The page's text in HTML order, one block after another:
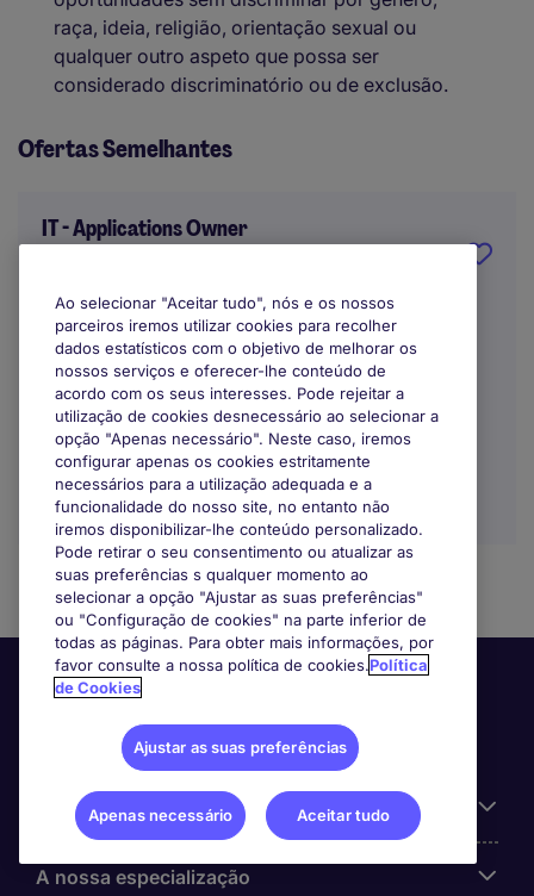
raça, ideia, religião, orientação sexual ou
qualquer outro aspeto que possa ser
considerado discriminatório ou de exclusão.
Ofertas Semelhantes
IT - Applications Owner
Porto
Indefinido
Trabalho Remoto / Híbrido
Informação Útil
A nossa especialização
Ao selecionar "Aceitar tudo", nós e os nossos
parceiros iremos utilizar cookies para recolher
dados estatísticos com o objetivo de melhorar os
nossos serviços e oferecer-lhe conteúdo de
acordo com os seus interesses. Pode rejeitar a
utilização de cookies desnecessário ao selecionar a
opção "Apenas necessário". Neste caso, iremos
configurar apenas os cookies estritamente
necessários para a utilização adequada e a
funcionalidade do nosso site, no entanto não
iremos disponibilizar-lhe conteúdo personalizado.
Pode retirar o seu consentimento ou atualizar as
suas preferências s qualquer momento ao
selecionar a opção "Ajustar as suas preferências"
ou "Configuração de cookies" na parte inferior de
todas as páginas. Para obter mais informações, por
favor consulte a nossa política de cookies.Política
de Cookies
Ajustar as suas preferências
Apenas necessário Aceitar tudo